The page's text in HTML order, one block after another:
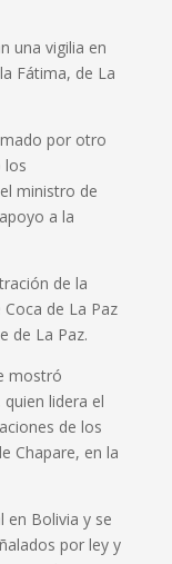
una vigilia en
Fátima, de La
por otro
los
ministro de
a la
de la
de La Paz
de La Paz.
mostró
lidera el
de los
Chapare, en la
en Bolivia y se
por ley y